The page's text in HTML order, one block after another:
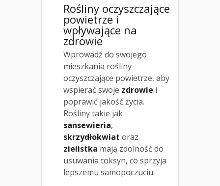
Rośliny oczyszczające
powietrze i
wpływające na
zdrowie
Wprowadź do swojego
mieszkania rośliny
oczyszczające powietrze, aby
wspierać swoje zdrowie i
poprawić jakość życia.
Rośliny takie jak
sansewieria,
skrzydłokwiat oraz
zielistka mają zdolność do
usuwania toksyn, co sprzyja
lepszemu samopoczuciu.